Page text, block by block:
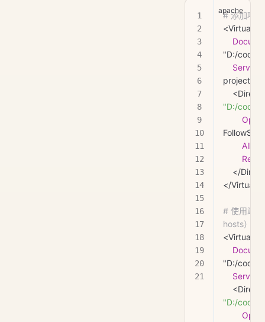
# 添加项
"D:/code/
"D:/code/
</
</
# 使用端
hosts）
"D:/code/
"D:/code/